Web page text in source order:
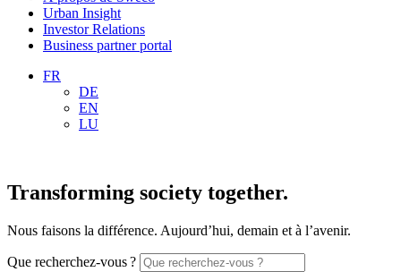
Urban Insight
Investor Relations
Business partner portal
FR
DE
EN
LU
Transforming society together.
Nous faisons la différence. Aujourd’hui, demain et à l’avenir.
Que recherchez-vous ?